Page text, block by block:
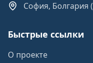
София,
Быстрые ссылки
О проекте